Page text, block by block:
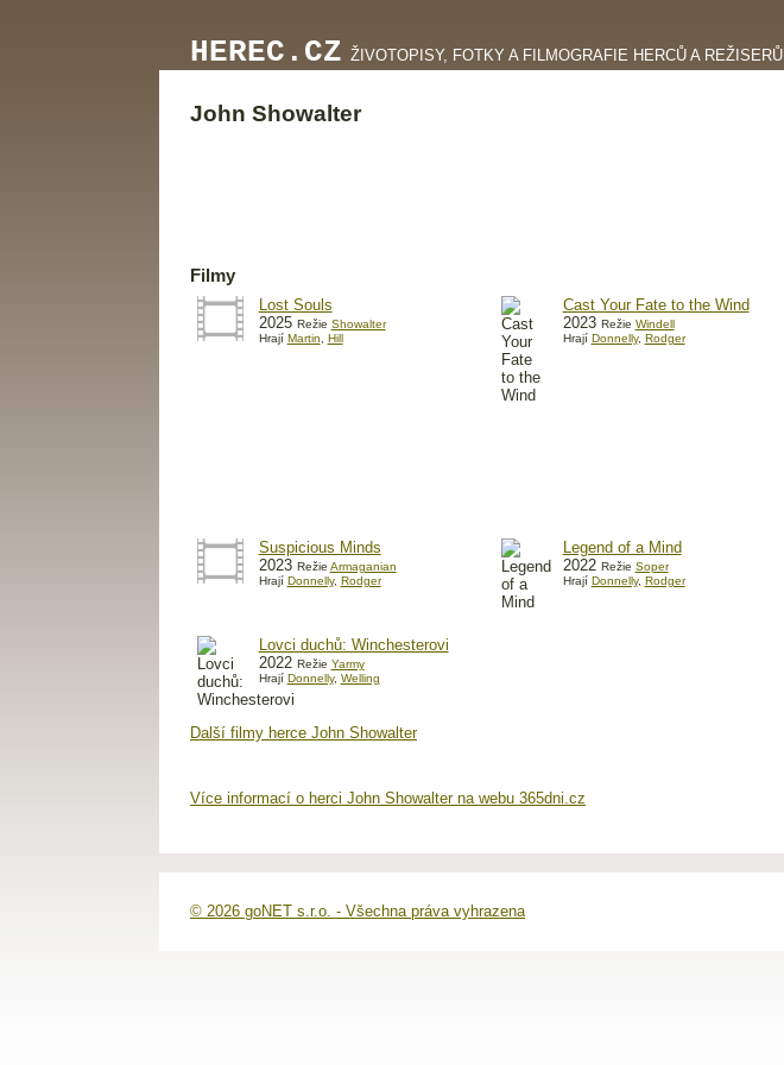
HEREC.CZ ŽIVOTOPISY, FOTKY A FILMOGRAFIE HERCŮ A REŽISERŮ
John Showalter
Filmy
Lost Souls
2025 Režie Showalter
Hrají Martin Hill
Cast Your Fate to the Wind
2023 Režie Windell
Hrají Donnelly, Rodger
Suspicious Minds
2023 Režie Armaganian
Hrají Donnelly, Rodger
Legend of a Mind
2022 Režie Soper
Hrají Donnelly, Rodger
Lovci duchů: Winchesterovi
2022 Režie Yarmy
Hrají Donnelly, Welling
Další filmy herce John Showalter
Více informací o herci John Showalter na webu 365dni.cz
© 2026 goNET s.r.o. - Všechna práva vyhrazena